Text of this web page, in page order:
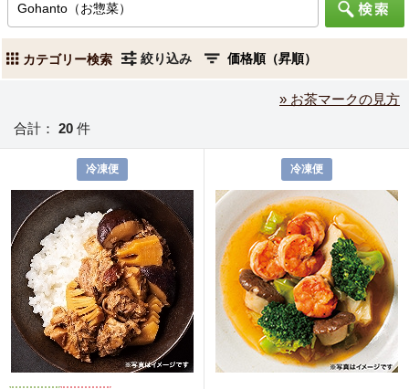
カテゴリー検索 絞り込み
» お茶マークの見方
合計： 20 件
冷凍便 冷凍便